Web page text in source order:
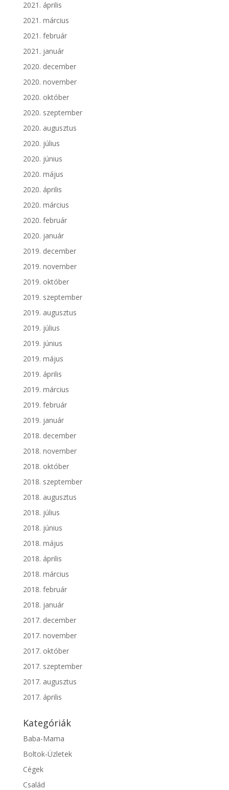
2021. április
2021. március
2021. február
2021. január
2020. december
2020. november
2020. október
2020. szeptember
2020. augusztus
2020. július
2020. június
2020. május
2020. április
2020. március
2020. február
2020. január
2019. december
2019. november
2019. október
2019. szeptember
2019. augusztus
2019. július
2019. június
2019. május
2019. április
2019. március
2019. február
2019. január
2018. december
2018. november
2018. október
2018. szeptember
2018. augusztus
2018. július
2018. június
2018. május
2018. április
2018. március
2018. február
2018. január
2017. december
2017. november
2017. október
2017. szeptember
2017. augusztus
2017. április
Kategóriák
Baba-Mama
Boltok-Üzletek
Cégek
Család